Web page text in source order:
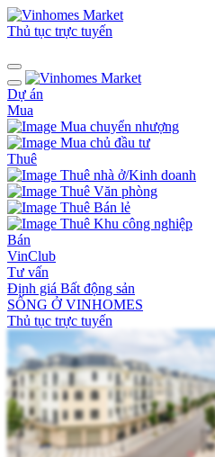
Thủ tục trực tuyến
Dự án
Mua
Mua chuyển nhượng
Mua chủ đầu tư
Thuê
Thuê nhà ở/Kinh doanh
Thuê Văn phòng
Thuê Bán lẻ
Thuê Khu công nghiệp
Bán
VinClub
Tư vấn
Định giá Bất động sản
SỐNG Ở VINHOMES
Thủ tục trực tuyến